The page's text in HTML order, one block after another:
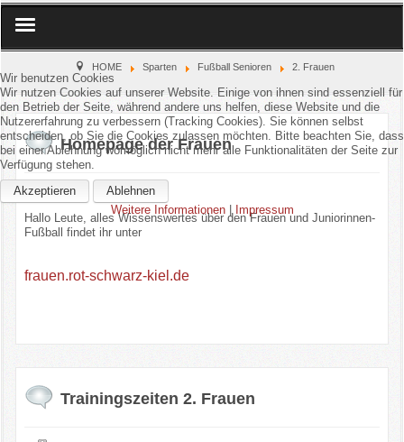
Home
Verein
Kinderschutz
Sparten
Events
Gastronomie
HOME Sparten Fußball Senioren 2. Frauen
Homepage der Frauen
Hallo Leute, alles Wissenswertes über den Frauen und Juniorinnen-
Fußball findet ihr unter
frauen.rot-schwarz-kiel.de
Trainingszeiten 2. Frauen
Wir benutzen Cookies
Wir nutzen Cookies auf unserer Website. Einige von ihnen sind essenziell für
den Betrieb der Seite, während andere uns helfen, diese Website und die
Nutzererfahrung zu verbessern (Tracking Cookies). Sie können selbst
entscheiden, ob Sie die Cookies zulassen möchten. Bitte beachten Sie, dass
bei einer Ablehnung womöglich nicht mehr alle Funktionalitäten der Seite zur
Verfügung stehen.
Akzeptieren
Ablehnen
Weitere Informationen| Impressum